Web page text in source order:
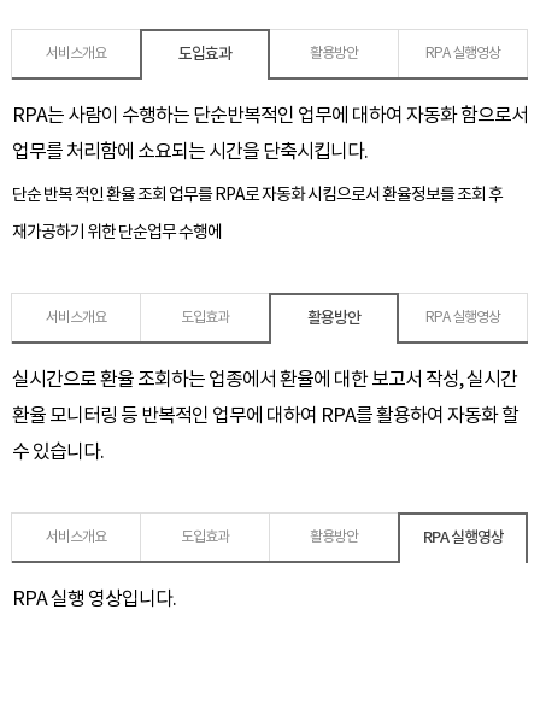
서비스개요 도입효과 활용방안 RPA 실행영상
RPA는 사람이 수행하는 단순반복적인 업무에 대하여 자동화 함으로서
업무를 처리함에 소요되는 시간을 단축시킵니다.
단순 반복 적인 환율 조회 업무를 RPA로 자동화 시킴으로서 환율정보를 조회 후
재가공하기 위한 단순업무 수행에
서비스개요 도입효과 활용방안 RPA 실행영상
실시간으로 환율 조회하는 업종에서 환율에 대한 보고서 작성, 실시간
환율 모니터링 등 반복적인 업무에 대하여 RPA를 활용하여 자동화 할
수 있습니다.
서비스개요 도입효과 활용방안 RPA 실행영상
RPA 실행 영상입니다.